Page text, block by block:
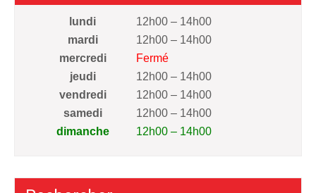
lundi
12h00 – 14h00
mardi
12h00 – 14h00
mercredi
Fermé
jeudi
12h00 – 14h00
vendredi
12h00 – 14h00
samedi
12h00 – 14h00
dimanche
12h00 – 14h00